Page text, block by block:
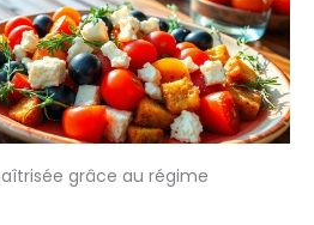
grâce au régime